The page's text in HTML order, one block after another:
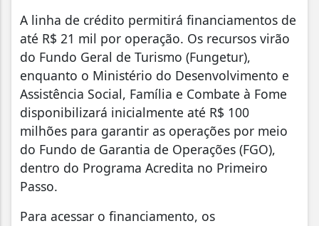
A linha de crédito permitirá financiamentos de
até R$ 21 mil por operação. Os recursos virão
do Fundo Geral de Turismo (Fungetur),
enquanto o Ministério do Desenvolvimento e
Assistência Social, Família e Combate à Fome
disponibilizará inicialmente até R$ 100
milhões para garantir as operações por meio
do Fundo de Garantia de Operações (FGO),
dentro do Programa Acredita no Primeiro
Passo.
Para acessar o financiamento, os